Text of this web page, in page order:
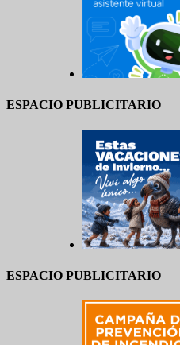
ESPACIO PUBLICITARIO
ESPACIO PUBLICITARIO